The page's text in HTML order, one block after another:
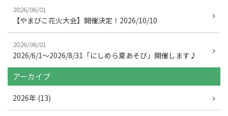
2026/06/01
【やまびこ花火大会】開催決定！2026/10/10
2026/06/01
2026/6/1～2026/8/31「にしめら夏あそび」開催します♪
アーカイブ
2026年 (13)